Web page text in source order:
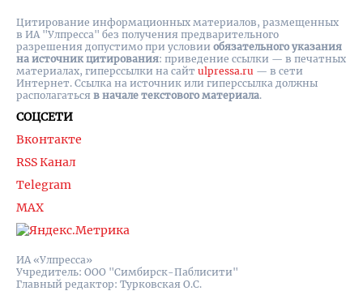
ИА «Улпресса»
Учредитель: ООО "Симбирск-Паблисити"
Главный редактор: Турковская О.С.
СОЦСЕТИ
Вконтакте
RSS Канал
Telegram
MAX
Цитирование информационных материалов, размещенных
в ИА "Улпресса" без получения предварительного
разрешения допустимо при условии обязательного указания
на источник цитирования: приведение ссылки — в печатных
материалах, гиперссылки на cайт ulpressa.ru — в сети
Интернет. Ссылка на источник или гиперссылка должны
располагаться в начале текстового материала.